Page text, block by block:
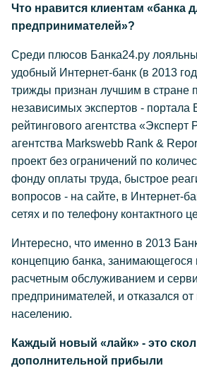
Что нравится клиентам «банка
предпринимателей»?
Среди плюсов Банка24.ру
удобный Интернет-банк (в 2013
трижды признан лучшим в стране
независимых экспертов - портала
рейтингового агентства «Эксперт
агентства Markswebb Rank &
проект без ограничений по
фонду оплаты труда, быстрое
вопросов - на сайте, в Интернет-
сетях и по телефону контактного
Интересно, что именно в 2013
концепцию банка, занимающегося
расчетным обслуживанием и
предпринимателей, и отказался
населению.
Каждый новый «лайк» - это
дополнительной прибыли